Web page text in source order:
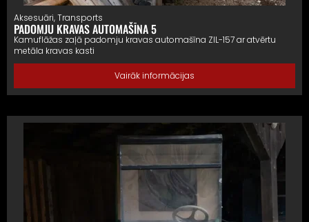
Aksesuāri,Transports
PADOMJU KRAVAS AUTOMAŠĪNA 5
Kamuflāžas zaļā padomju kravas automašīna ZIL-157 ar atvērtu
metāla kravas kasti
Vairāk informācijas